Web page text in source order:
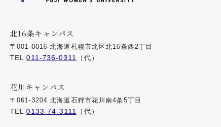
北16条キャンパス
〒001-0016 北海道札幌市北区北16条西2丁目
TEL011-736-0311 （代）
花川キャンパス
〒061-3204 北海道石狩市花川南4条5丁目
TEL0133-74-3111 （代）